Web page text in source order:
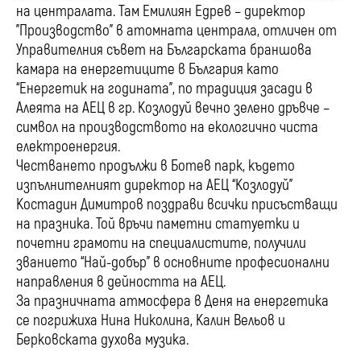
на централата. Там Емилиян Едрев – директор
"Производство" в атомната централа, отличен от
Управителния съвет на Българската браншова
камара на енергетиците в България като
“Енергетик на годината”, по традиция засади в
Алеята на АЕЦ в гр. Козлодуй вечно зелено дръвче –
символ на производството на екологично чиста
електроенергия.
Честването продължи в Ботев парк, където
изпълнителният директор на АЕЦ “Козлодуй”
Костадин Димитров поздрави всички присъстващи
на празника. Той връчи паметни статуетки и
почетни грамоти на специалистите, получили
званието “Най-добър” в основните професионални
направления в дейността на АЕЦ.
За празничната атмосфера в Деня на енергетика
се погрижиха Нина Николина, Калин Вельов и
Берковската духова музика.